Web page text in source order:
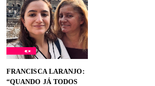
FRANCISCA LARANJO:
“QUANDO JÁ TODOS